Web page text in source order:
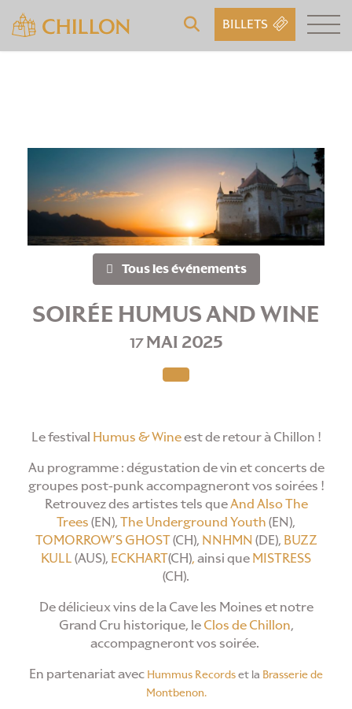
BILLETS
Tous les événements
SOIRÉE HUMUS AND WINE
17 MAI 2025
Le festival Humus & Wineest de retour à Chillon !
Au programme : dégustation de vin et concerts de
groupes post-punk accompagneront vos soirées !
Retrouvez des artistes tels queAnd Also The
Trees (EN), The Underground Youth (EN),
TOMORROW’S GHOST(CH), NNHMN (DE), BUZZ
KULL (AUS), ECKHART(CH), ainsi que MISTRESS
(CH).
De délicieux vins de la Cave les Moines et notre
Grand Cru historique, le Clos de Chillon,
accompagneront vos soirée.
En partenariat avec Hummus Recordset la Brasserie de
Montbenon.